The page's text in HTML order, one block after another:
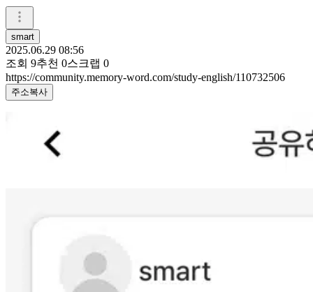
smart
2025.06.29 08:56
조회 9추천 0스크랩 0
https://community.memory-word.com/study-english/110732506
주소복사